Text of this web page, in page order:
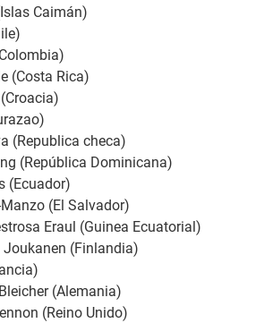
Caimán)
(Costa Rica)
(Republica checa)
(República Dominicana)
(Ecuador)
(El Salvador)
Eraul (Guinea Ecuatorial)
(Finlandia)
(Alemania)
(Reino Unido)